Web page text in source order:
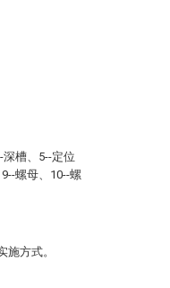
槽、5--定位
螺母、10--螺
方式。